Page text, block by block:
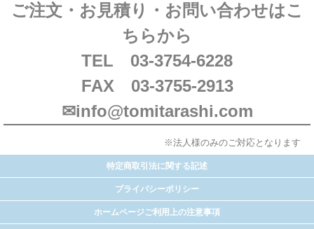
ご注文・お見積り・お問い合わせはこ
ちらから
TEL 03-3754-6228
FAX 03-3755-2913
✉info@tomitarashi.com
※法人様のみのご対応となります
特定商取引法に関する記述
プライバシーポリシー
ホームページご利用上の注意事項